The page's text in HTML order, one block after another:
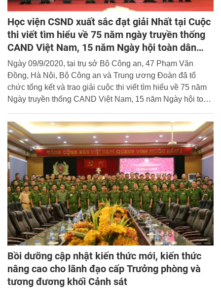
Học viện CSND xuất sắc đạt giải Nhất tại Cuộc
thi viết tìm hiểu về 75 năm ngày truyền thống
CAND Việt Nam, 15 năm Ngày hội toàn dân
bảo vệ an ninh Tổ quốc
Ngày 09/9/2020, tại trụ sở Bộ Công an, 47 Phạm Văn
Đồng, Hà Nội, Bộ Công an và Trung ương Đoàn đã tổ
chức tổng kết và trao giải cuộc thi viết tìm hiểu về 75 năm
Ngày truyền thống CAND Việt Nam, 15 năm Ngày hội toàn
Bồi dưỡng cập nhật kiến thức mới, kiến thức
nâng cao cho lãnh đạo cấp Trưởng phòng và
tương đương khối Cảnh sát